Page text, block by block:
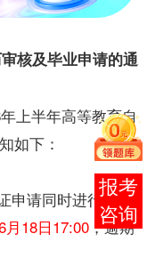
核及毕业申请的通
上半年高等教育自
如下：
申请同时进行。考
月18日17:00，逾期
在线
客服